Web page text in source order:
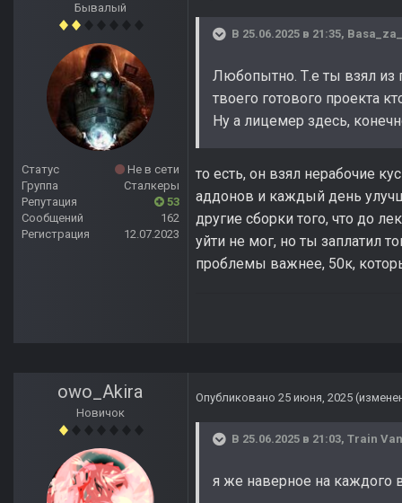
Бывалый
Статус
Не в сети
Группа
Сталкеры
Репутация
53
Сообщений
162
Регистрация
12.07.2023
В 25.06.2025 в 21:35,
Любопытно. Т.е ты взял из
твоего готового проекта
Ну а лицемер здесь,
то есть, он взял нерабочие
аддонов и каждый день
другие сборки того, что до
уйти не мог, но ты заплатил
проблемы важнее, 50к,
owo_Akira
Новичок
Опубликовано 25 июня, 2025
В 25.06.2025 в 21:03, Train
я же наверное на каждого